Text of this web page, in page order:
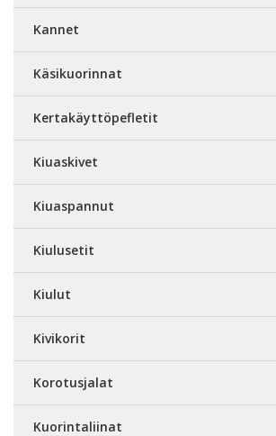
Kannet
Käsikuorinnat
Kertakäyttöpefletit
Kiuaskivet
Kiuaspannut
Kiulusetit
Kiulut
Kivikorit
Korotusjalat
Kuorintaliinat